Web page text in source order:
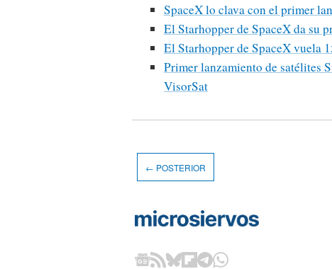
SpaceX lo clava con el primer
El Starhopper de SpaceX da su
El Starhopper de SpaceX vuela
Primer lanzamiento de satélites
VisorSat
← POSTERIOR